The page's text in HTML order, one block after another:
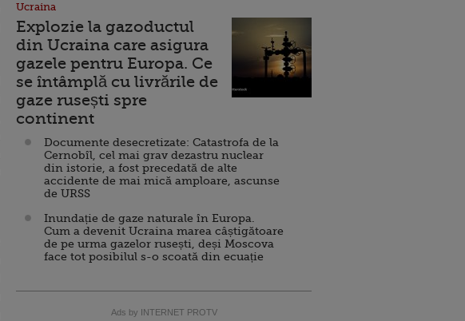
Ucraina
Explozie la gazoductul
din Ucraina care asigura
gazele pentru Europa. Ce
se întâmplă cu livrările de
gaze rusești spre
continent
Documente desecretizate: Catastrofa de la
Cernobîl, cel mai grav dezastru nuclear
din istorie, a fost precedată de alte
accidente de mai mică amploare, ascunse
de URSS
Inundație de gaze naturale în Europa.
Cum a devenit Ucraina marea câștigătoare
de pe urma gazelor rusești, deși Moscova
face tot posibilul s-o scoată din ecuație
Ads by INTERNET PROTV